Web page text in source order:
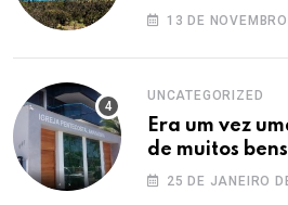
13 DE
UNCATEGORIZED
Era um vez
de muitos bens
25 DE JANEIRO